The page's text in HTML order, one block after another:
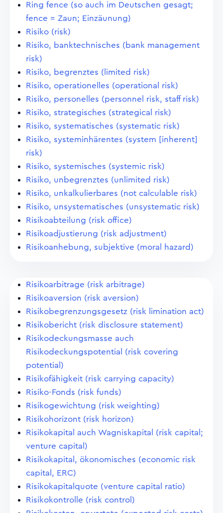
Ring fence (so auch im Deutschen gesagt;
fence = Zaun; Einzäunung)
Risiko (risk)
Risiko, banktechnisches (bank management
risk)
Risiko, begrenztes (limited risk)
Risiko, operationelles (operational risk)
Risiko, personelles (personnel risk, staff risk)
Risiko, strategisches (strategical risk)
Risiko, systematisches (systematic risk)
Risiko, systeminhärentes (system [inherent]
risk)
Risiko, systemisches (systemic risk)
Risiko, unbegrenztes (unlimited risk)
Risiko, unkalkulierbares (not calculable risk)
Risiko, unsystematisches (unsystematic risk)
Risikoabteilung (risk office)
Risikoadjustierung (risk adjustment)
Risikoanhebung, subjektive (moral hazard)
Risikoarbitrage (risk arbitrage)
Risikoaversion (risk aversion)
Risikobegrenzungsgesetz (risk limination act)
Risikobericht (risk disclosure statement)
Risikodeckungsmasse auch
Risikodeckungspotential (risk covering
potential)
Risikofähigkeit (risk carrying capacity)
Risiko-Fonds (risk funds)
Risikogewichtung (risk weighting)
Risikohorizont (risk horizon)
Risikokapital auch Wagniskapital (risk capital;
venture capital)
Risikokapital, ökonomisches (economic risk
capital, ERC)
Risikokapitalquote (venture capital ratio)
Risikokontrolle (risk control)